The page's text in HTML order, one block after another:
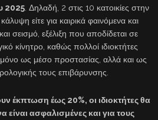
2025 . Δηλαδή, 2 στις 10 κατοικίες στην
είτε για καιρικά φαινόμενα και
σεισμό, εξέλιξη που αποδίδεται σε
κίνητρο, καθώς πολλοί ιδιοκτήτες
ως μέσο προστασίας, αλλά και ως
τους επιβάρυνσης.
έκπτωση έως 20%, οι ιδιοκτήτες θα
είναι ασφαλισμένες και για τους